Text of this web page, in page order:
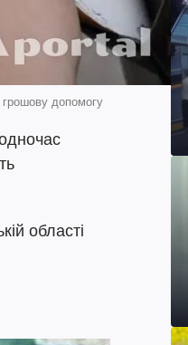
грошову допомогу
області